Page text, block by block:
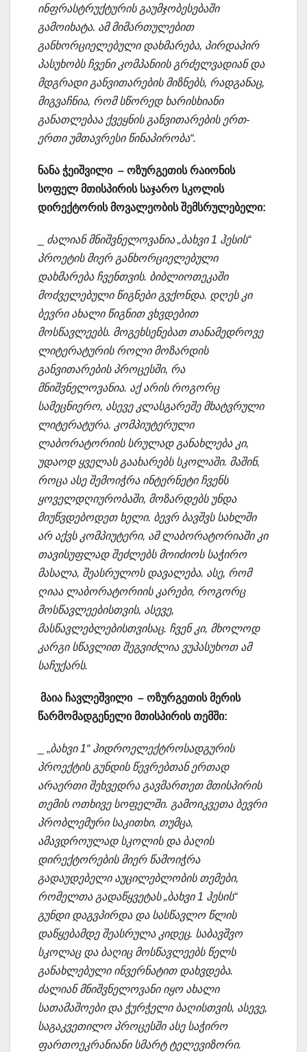
ინფრასტრუქტურის გაუმჯობესებაში
გამოიხატა. ამ მიმართულებით
განხორციელებული დახმარება, პირდაპირ
პასუხობს ჩვენი კომპანიის გრძელვადიან და
მდგრადი განვითარების მიზნებს, რადგანაც,
მიგვაჩნია, რომ სწორედ ხარისხიანი
განათლებაა ქვეყნის განვითარების ერთ-
ერთი უმთავრესი წინაპირობა“.
ნანა ჭეიშვილი – ოზურგეთის რაიონის
სოფელ მთისპირის საჯარო სკოლის
დირექტორის მოვალეობის შემსრულებელი:
ძალიან მნიშვნელოვანია „ბახვი 1 ჰესის“
პროეტის მიერ განხორციელებული
დახმარება ჩვენთვის. ბიბლიოთეკაში
მოძველებული წიგნები გვქონდა. დღეს კი
ბევრი ახალი წიგნით ვხვდებით
მოსწავლეებს. მოგეხსენებათ თანამედროვე
ლიტერატურის როლი მოზარდის
განვითარების პროცესში, რა
მნიშვნელოვანია. აქ არის როგორც
სამეცნიერო, ასევე კლასგარეშე მხატვრული
ლიტერატურა. კომპიუტერული
ლაბორატორიის სრულად განახლება კი,
უდაოდ ყველას გაახარებს სკოლაში. მაშინ,
როცა ასე შემოიჭრა ინტერნეტი ჩვენს
ყოველდღიურობაში, მოზარდებს უნდა
მიუწვდებოდეთ ხელი. ბევრ ბავშვს სახლში
არ აქვს კომპიუტერი, ამ ლაბორატორიაში კი
თავისუფლად შეძლებს მოიძიოს საჭირო
მასალა, შეასრულოს დავალება. ასე, რომ
ღიაა ლაბორატორიის კარები, როგორც
მოსწავლეებისთვის, ასევე,
მასწავლებლებისთვისაც. ჩვენ კი, მხოლოდ
კარგი სწავლით შეგვიძლია ვუპასუხოთ ამ
საჩუქარს.
მაია ჩავლეშვილი – ოზურგეთის მერის
წარმომადგენელი მთისპირის თემში:
_ „ბახვი 1“ ჰიდროელექტროსადგურის
პროექტის გუნდის წევრებთან ერთად
არაერთი შეხვედრა გავმართეთ მთისპირის
თემის ოთხივე სოფელში. გამოიკვეთა ბევრი
პრობლემური საკითხი, თუმცა,
ამავდროულად სკოლის და ბაღის
დირექტორების მიერ წამოიჭრა
გადაუდებელი აუცილებლობის თემები,
რომელთა გადაწყვეტას „ბახვი 1 ჰესის“
გუნდი დაგვპირდა და სასწავლო წლის
დაწყებამდე შეასრულა კიდეც. საბავშვო
სკოლაც და ბაღიც მოსწავლეებს წელს
განახლებული ინვერნატით დახვდება.
ძალიან მნიშვნელოვანი იყო ახალი
სათამაშოები და ჭურჭელი ბაღისთვის, ასევე,
საგაკვეთილო პროცესში ასე საჭირო
ფართოეკრანიანი სმარტ ტელევიზორი.